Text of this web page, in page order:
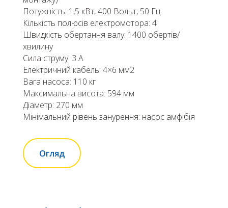
Потужність: 1,5 кВт, 400 Вольт, 50 Гц
Кількість полюсів електромотора: 4
Швидкість обертання валу: 1400 обертів/
хвилину
Сила струму: 3 А
Електричний кабель: 4×6 мм2
Вага насоса: 110 кг
Максимальна висота: 594 мм
Діаметр: 270 мм
Мінімальний рівень занурення: насос амфібія
Огляд